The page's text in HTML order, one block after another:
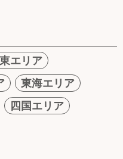
エリア
東海エリア
四国エリア